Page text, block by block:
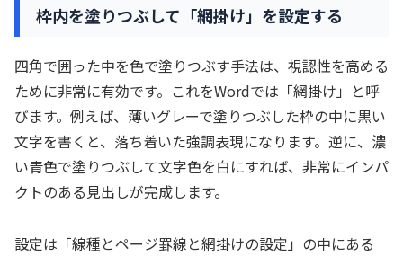
枠内を塗りつぶして「網掛け」を設定する
四角で囲った中を色で塗りつぶす手法は、視認性を高める
ために非常に有効です。これをWordでは「網掛け」と呼
びます。例えば、薄いグレーで塗りつぶした枠の中に黒い
文字を書くと、落ち着いた強調表現になります。逆に、濃
い青色で塗りつぶして文字色を白にすれば、非常にインパ
クトのある見出しが完成します。
設定は「線種とページ罫線と網掛けの設定」の中にある